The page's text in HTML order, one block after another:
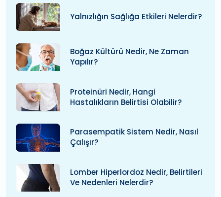
Yalnızlığın Sağlığa Etkileri Nelerdir?
Boğaz Kültürü Nedir, Ne Zaman
Yapılır?
Proteinüri Nedir, Hangi
Hastalıkların Belirtisi Olabilir?
Parasempatik Sistem Nedir, Nasıl
Çalışır?
Lomber Hiperlordoz Nedir, Belirtileri
Ve Nedenleri Nelerdir?